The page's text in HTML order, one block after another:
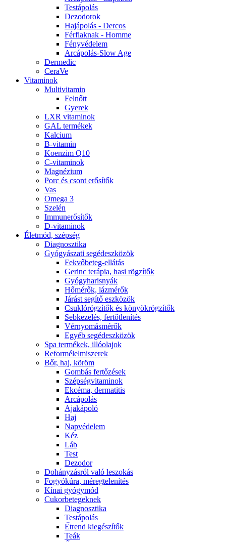
Testápolás
Dezodorok
Hajápolás - Dercos
Férfiaknak - Homme
Fényvédelem
Arcápolás-Slow Age
Dermedic
CeraVe
Vitaminok
Multivitamin
Felnőtt
Gyerek
LXR vitaminok
GAL termékek
Kalcium
B-vitamin
Koenzim Q10
C-vitaminok
Magnézium
Porc és csont erősítők
Vas
Omega 3
Szelén
Immunerősítők
D-vitaminok
Életmód, szépség
Diagnosztika
Gyógyászati segédeszközök
Fekvőbeteg-ellátás
Gerinc terápia, hasi rögzítők
Gyógyharisnyák
Hőmérők, lázmérők
Járást segítő eszközök
Csuklórögzítők és könyökrögzítők
Sebkezelés, fertőtlenítés
Vérnyomásmérők
Egyéb segédeszközök
Spa termékek, illóolajok
Reformélelmiszerek
Bőr, haj, köröm
Gombás fertőzések
Szépségvitaminok
Ekcéma, dermatitis
Arcápolás
Ajakápoló
Haj
Napvédelem
Kéz
Láb
Test
Dezodor
Dohányzásról való leszokás
Fogyókúra, méregtelenítés
Kínai gyógymód
Cukorbetegeknek
Diagnosztika
Testápolás
É́trend kiegészítők
Teák